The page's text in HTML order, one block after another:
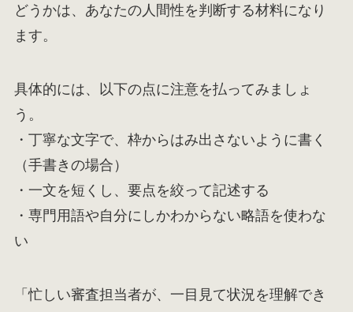
どうかは、あなたの人間性を判断する材料になり
ます。
具体的には、以下の点に注意を払ってみましょ
う。
・丁寧な文字で、枠からはみ出さないように書く
（手書きの場合）
・一文を短くし、要点を絞って記述する
・専門用語や自分にしかわからない略語を使わな
い
「忙しい審査担当者が、一目見て状況を理解でき